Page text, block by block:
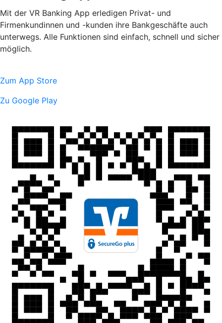
Mit der VR Banking App erledigen Privat- und
Firmenkundinnen und -kunden ihre Bankgeschäfte auch
unterwegs. Alle Funktionen sind einfach, schnell und sicher
möglich.
Zum App Store
Zu Google Play